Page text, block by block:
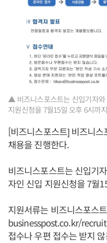
▲ 비즈니스포스트는 신입기자와
지원신청을 7월15일 오후 6시까
[비즈니스포스트] 비즈니
채용을 진행한다.
비즈니스포스트는 신입기
자인 신입 지원신청을 7월
지원서류는 비즈니스포스
businesspost.co.kr/
접수나 우편 접수는 받지